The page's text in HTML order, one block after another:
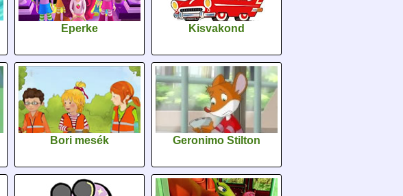
Eperke Kisvakond
Bori mesék Geronimo Stilton